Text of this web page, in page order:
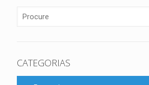
CATEGORIAS